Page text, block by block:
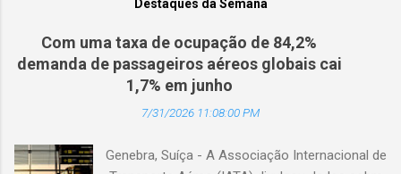
Destaques da Semana
Com uma taxa de ocupação de 84,2%
demanda de passageiros aéreos globais cai
1,7% em junho
7/31/2026 11:08:00 PM
Genebra, Suíça - A Associação Internacional de